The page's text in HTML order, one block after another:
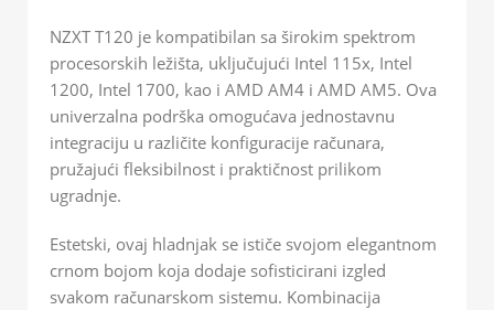
NZXT T120 je kompatibilan sa širokim spektrom
procesorskih ležišta, uključujući Intel 115x, Intel
1200, Intel 1700, kao i AMD AM4 i AMD AM5. Ova
univerzalna podrška omogućava jednostavnu
integraciju u različite konfiguracije računara,
pružajući fleksibilnost i praktičnost prilikom
ugradnje.
Estetski, ovaj hladnjak se ističe svojom elegantnom
crnom bojom koja dodaje sofisticirani izgled
svakom računarskom sistemu. Kombinacija